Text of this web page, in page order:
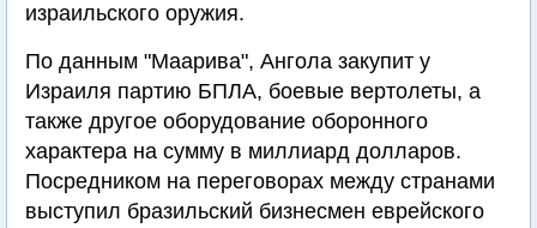
израильского оружия.
По данным "Маарива", Ангола закупит у
Израиля партию БПЛА, боевые вертолеты, а
также другое оборудование оборонного
характера на сумму в миллиард долларов.
Посредником на переговорах между странами
выступил бразильский бизнесмен еврейского